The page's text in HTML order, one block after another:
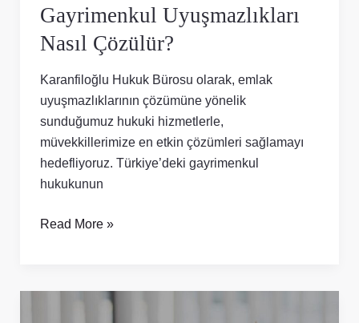
Gayrimenkul Uyuşmazlıkları
Nasıl Çözülür?
Karanfiloğlu Hukuk Bürosu olarak, emlak
uyuşmazlıklarının çözümüne yönelik
sunduğumuz hukuki hizmetlerle,
müvekkillerimize en etkin çözümleri sağlamayı
hedefliyoruz. Türkiye’deki gayrimenkul
hukukunun
Read More »